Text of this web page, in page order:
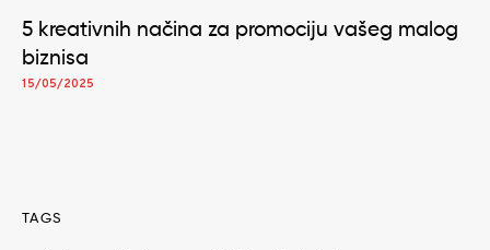
5 kreativnih načina za promociju vašeg malog
biznisa
15/05/2025
TAGS